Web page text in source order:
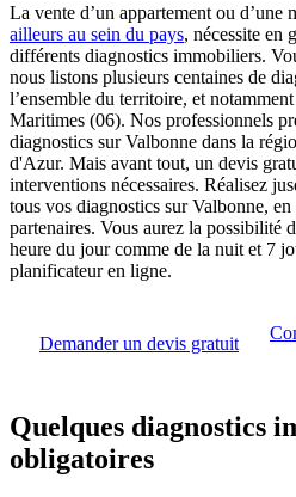
La vente d’un appartement ou d’une
ailleurs au sein du pays, nécessite en
différents diagnostics immobiliers.
nous listons plusieurs centaines de
l’ensemble du territoire, et
Maritimes (06). Nos professionnels
diagnostics sur Valbonne dans la
d'Azur. Mais avant tout, un devis
interventions nécessaires. Réalisez
tous vos diagnostics sur Valbonne,
partenaires. Vous aurez la possibilité
heure du jour comme de la nuit et 7
planificateur en ligne.
Demander un devis gratuit
Quelques diagnostics
obligatoires